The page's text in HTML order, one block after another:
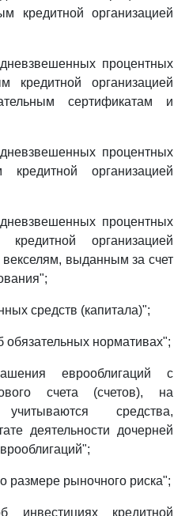
кредитной организацией
процентных
кредитной организацией
сертификатам и
процентных
организацией
процентных
организацией
выданным за счет
средств (капитала)";
нормативах";
еврооблигаций с
счета (счетов), на
средства,
деятельности дочерней
размере рыночного риска";
кредитной